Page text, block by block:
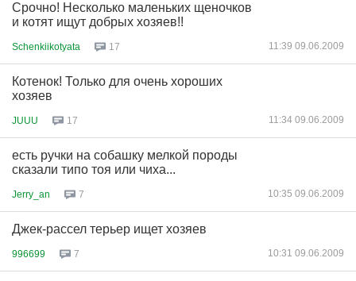
Срочно! Несколько маленьких щеночков
и котят ищут добрых хозяев!!
Schenkiikotyata 17 11:39 09.06.2009
Котенок! Только для очень хороших
хозяев
JUUU 17 11:34 09.06.2009
есть ручки на собашку мелкой породы
сказали типо тоя или чиха...
Jerry_an 7 10:35 09.06.2009
Джек-рассел терьер ищет хозяев
996699 7 10:31 09.06.2009